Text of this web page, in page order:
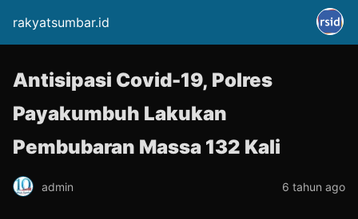
rakyatsumbar.id
Antisipasi Covid-19, Polres
Payakumbuh Lakukan
Pembubaran Massa 132 Kali
admin 6 tahun ago